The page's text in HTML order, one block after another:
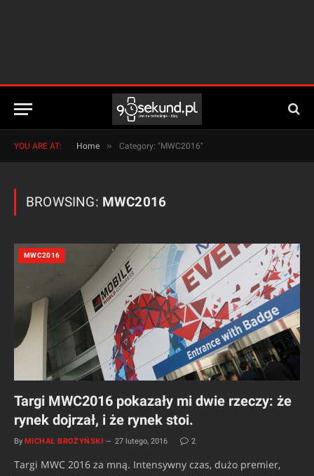
YOU ARE AT: Home » Category: "MWC2016"
BROWSING: MWC2016
MWC2016
Targi MWC2016 pokazały mi dwie rzeczy: że
rynek dojrzał, i że rynek stoi.
By MICHAŁ BROŻYŃSKI 27 lutego, 2016 2
Targi MWC 2016 za mną. Intensywny czas, dużo premier,